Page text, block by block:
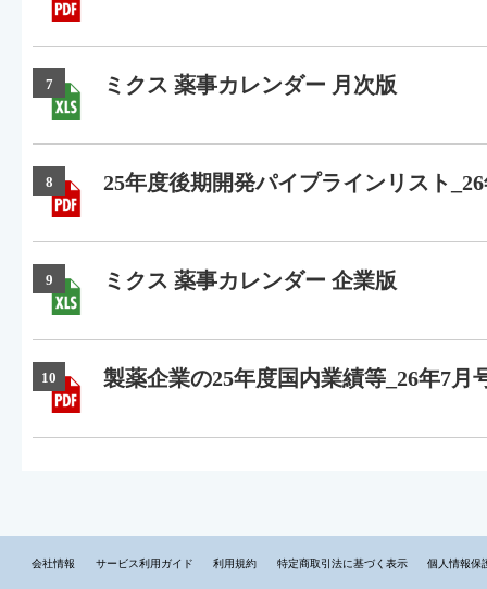
7 ミクス 薬事カレンダー 月次版
8 25年度後期開発パイプラインリスト
9 ミクス 薬事カレンダー 企業版
10 製薬企業の25年度国内業績等_26年7月
会社情報 サービス利用ガイド 利用規約 特定商取引法に基づく表示 個人情報保